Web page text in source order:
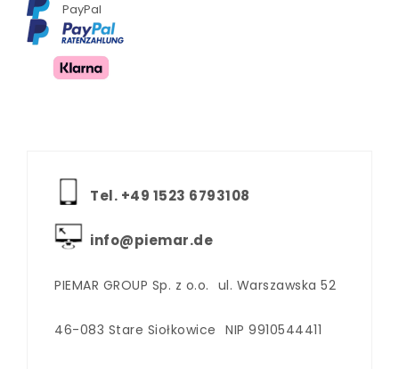
PayPal
Tel. +‪49 1523 6793108
info@piemar.de
PIEMAR GROUP Sp. z o.o. ul. Warszawska 52
46-083 Stare Siołkowice NIP 9910544411